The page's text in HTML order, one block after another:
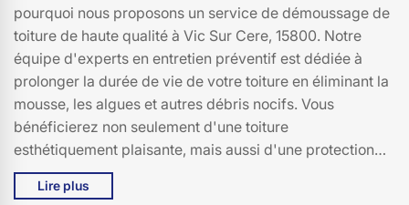
pourquoi nous proposons un service de démoussage de
toiture de haute qualité à Vic Sur Cere, 15800. Notre
équipe d'experts en entretien préventif est dédiée à
prolonger la durée de vie de votre toiture en éliminant la
mousse, les algues et autres débris nocifs. Vous
bénéficierez non seulement d'une toiture
esthétiquement plaisante, mais aussi d'une protection
renforcée contre les intempéries. Nous utilisons des
techniques et des produits avancés, respectueux de
Lire plus